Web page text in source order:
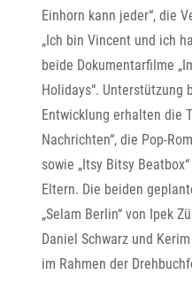
Einhorn kann jeder“, die
„Ich bin Vincent und ich
beide Dokumentarfilme
Holidays“. Unterstützung
Entwicklung erhalten die
Nachrichten“, die Pop-
sowie „Itsy Bitsy
Eltern. Die beiden
„Selam Berlin“ von Ipek
Daniel Schwarz und
im Rahmen der